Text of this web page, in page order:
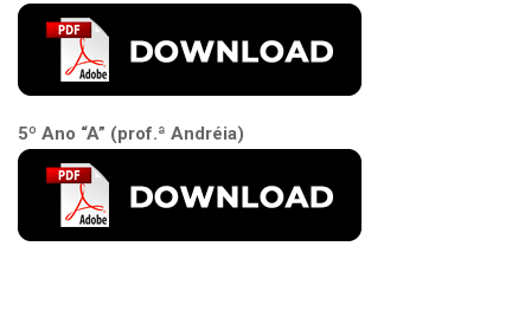
5º Ano “A” (prof.ª Andréia)